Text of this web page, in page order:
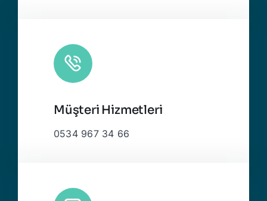
Müşteri Hizmetleri
0534 967 34 66